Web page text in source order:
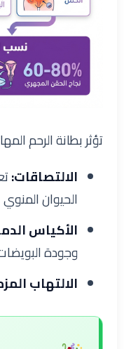
تؤثر بطانة الرحم
الالتصاقات:
الحيوان المنوي
الأكياس
وجودة
الالتهاب